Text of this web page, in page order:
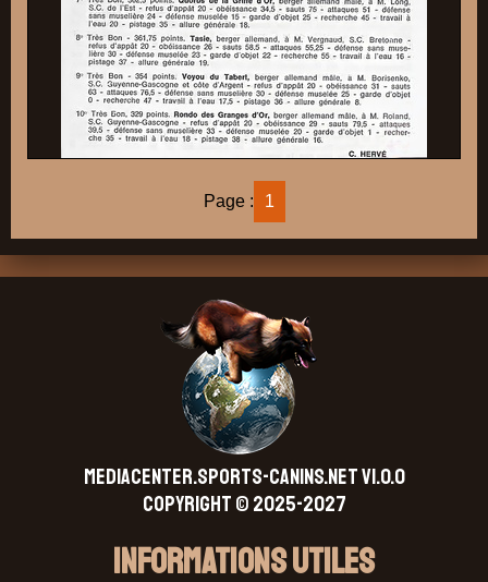
Page : 1
MEDIACENTER.SPORTS-CANINS.NET V1.0.0
Copyright © 2025-2027
Informations Utiles